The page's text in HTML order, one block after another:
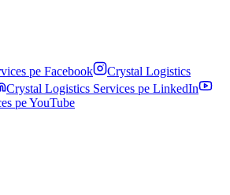
pe Facebook
Crystal Logistics
Crystal Logistics Services pe LinkedIn
peYouTube